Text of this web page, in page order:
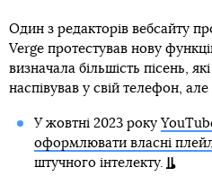
Один з редакторів вебсайту
Verge протестував нову
визначала більшість пісень,
наспівував у свій телефон,
У жовтні 2023 року
оформлювати власні
штучного інтелекту.